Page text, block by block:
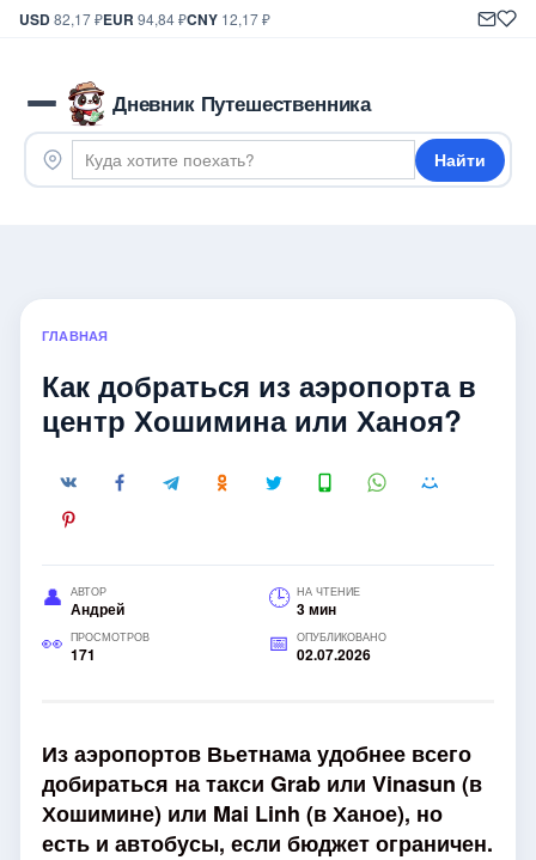
USD82,17 ₽EUR 94,84 ₽CNY 12,17 ₽
Дневник Путешественника
Найти
ГЛАВНАЯ
Как добраться из аэропорта в
центр Хошимина или Ханоя?
АВТОР
Андрей
НА ЧТЕНИЕ
3 мин
ПРОСМОТРОВ
171
ОПУБЛИКОВАНО
02.07.2026
Из аэропортов Вьетнама удобнее всего
добираться на такси Grab или Vinasun (в
Хошимине) или Mai Linh (в Ханое), но
есть и автобусы, если бюджет ограничен.